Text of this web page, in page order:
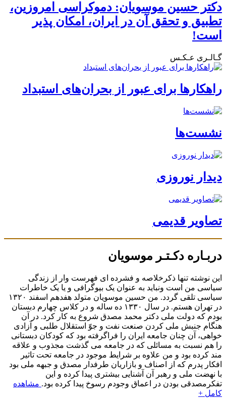
دکتر حسین موسویان: دموکراسی امروزین،
تطبیق و تحقق آن در ایران، امکان پذیر
است!
گـالـری عـکـس
راهکارها برای عبور از بحران‌های استبداد
نشست‌ها
دیدار نوروزی
تصاویر قدیمی
دربـاره دکـتـر موسویان
این نوشته تنها ذکرخلاصه و فشرده ای فهرست وار از زندگی
سیاسی من است ونباید به عنوان یک بیوگرافی و یا یک خاطرات
سیاسی تلقی گردد. من حسین موسویان متولد هفدهم اسفند ۱۳۲۰
در تهران هستم. در سال ۱۳۳۰ ده ساله و در کلاس چهارم دبستان
بودم که دولت ملی دکتر محمد مصدق شروع به کار کرد. در آن
هنگام جنبش ملی کردن صنعت نفت و جوّ استقلال طلبی و آزادی
خواهی، آن چنان جامعه ایران را فراگرفته بود که کودکان دبستانی
را هم نسبت به مسائلی که در جامعه می گذشت مجذوب و علاقه
مند کرده بود و من علاوه بر شرایط موجود در جامعه تحت تاثیر
افکار پدرم که از اصناف و بازاریان طرفدار مصدق و جبهه ملی بود
با نهضت ملی و رهبر آن آشنایی بیشتری پیدا کرده و این
تفکرمصدقی بودن در اعماق وجودم رسوخ پیدا کرده بود. مشاهده
کامل +